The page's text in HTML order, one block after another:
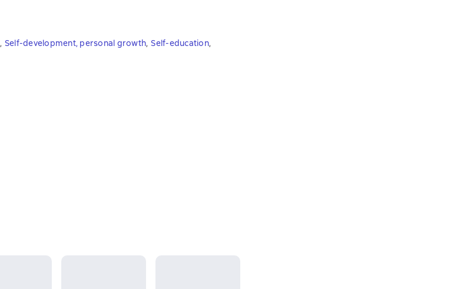
, Self-development, personal growth, Self-education,